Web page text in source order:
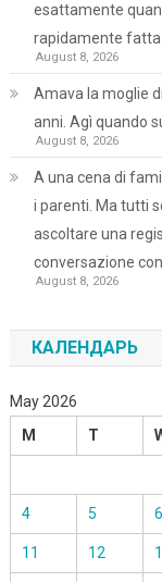
esattamente
rapidamente fatta
August 8, 2026
Amava la moglie
anni. Agì quando
August 8, 2026
A una cena di
i parenti. Ma tutti
ascoltare una
conversazione
August 8, 2026
КАЛЕНДАРЬ
May 2026
M
T
4 5 6
11 12